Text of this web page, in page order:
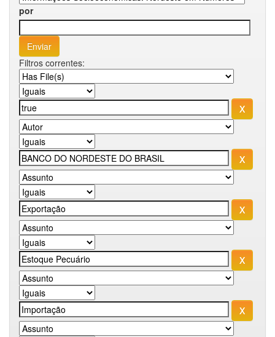
por
Filtros correntes: